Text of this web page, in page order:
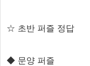
☆ 초반 퍼즐 정답
◆ 문양 퍼즐